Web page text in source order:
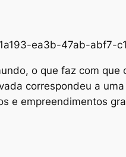
ea3b-47ab-abf7-
o que faz com
correspondeu a
e empreendimentos